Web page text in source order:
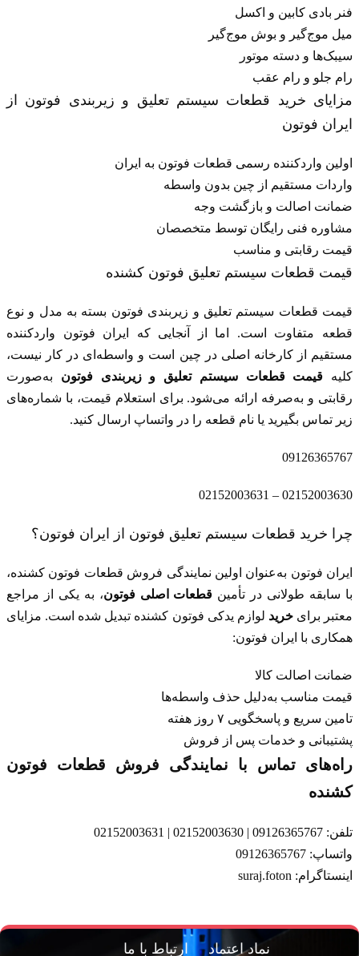
فنر بادی کابین و اکسل
میل موج‌گیر و بوش موج‌گیر
سیبک‌ها و دسته موتور
رام جلو و رام عقب
مزایای خرید قطعات سیستم تعلیق و زیربندی فوتون از
ایران فوتون
اولین واردکننده رسمی قطعات فوتون به ایران
واردات مستقیم از چین بدون واسطه
ضمانت اصالت و بازگشت وجه
مشاوره فنی رایگان توسط متخصصان
قیمت رقابتی و مناسب
قیمت قطعات سیستم تعلیق فوتون کشنده
قیمت قطعات سیستم تعلیق و زیربندی فوتون بسته به مدل و نوع
قطعه متفاوت است. اما از آنجایی که ایران فوتون واردکننده
مستقیم از کارخانه اصلی در چین است و واسطه‌ای در کار نیست،
کلیه قیمت قطعات سیستم تعلیق و زیربندی فوتون به‌صورت
رقابتی و به‌صرفه ارائه می‌شود. برای استعلام قیمت، با شماره‌های
زیر تماس بگیرید یا نام قطعه را در واتساپ ارسال کنید.
09126365767
02152003630 – 02152003631
چرا خرید قطعات سیستم تعلیق فوتون از ایران فوتون؟
ایران فوتون به‌عنوان اولین نمایندگی فروش قطعات فوتون کشنده،
با سابقه طولانی در تأمین قطعات اصلی فوتون، به یکی از مراجع
معتبر برایخرید لوازم یدکی فوتون کشنده تبدیل شده است. مزایای
همکاری با ایران فوتون:
ضمانت اصالت کالا
قیمت مناسب به‌دلیل حذف واسطه‌ها
تامین سریع و پاسخگویی ۷ روز هفته
پشتیبانی و خدمات پس از فروش
راه‌های تماس با نمایندگی فروش قطعات فوتون
کشنده
تلفن: 09126365767 | 02152003630 | 02152003631
واتساپ: 09126365767
اینستاگرام: suraj.foton
نماد اعتماد ارتباط با ما